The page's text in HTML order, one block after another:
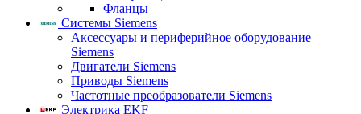
Фланцы
Системы Siemens
Аксессуары и периферийное оборудование
Siemens
Двигатели Siemens
Приводы Siemens
Частотные преобразователи Siemens
Электрика EKF